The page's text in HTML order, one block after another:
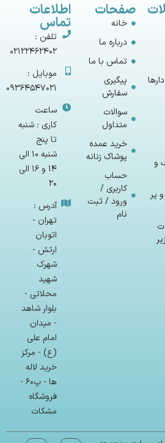
و
پر
صفحات
خانه
درباره ما
تماس با ما
پیگیری
سفارش
سوالات
متداول
خرید عمده
پوشاک زنانه
حساب
کاربری /
ورود / ثبت
نام
اطلاعات
تماس
تلفن :
02122462402
موبایل :
09364547021
ساعت
کاری : شنبه
تا پنج
شنبه 10 الی
14 و 16 الی
20
آدرس :
تهران -
اتوبان
ارتش -
شهرک
شهید
محلاتی -
بلوار شاهد
- میدان
امام علی
(ع) - مرکز
خرید لاله
ها - پ۶۰ -
فروشگاه
مشکات